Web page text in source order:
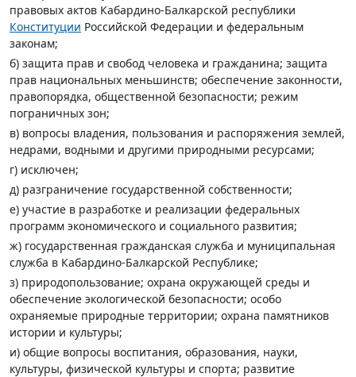
правовых актов Кабардино-Балкарской республики
Конституции Российской Федерации и федеральным
законам;
б) защита прав и свобод человека и гражданина; защита
прав национальных меньшинств; обеспечение законности,
правопорядка, общественной безопасности; режим
пограничных зон;
в) вопросы владения, пользования и распоряжения землей,
недрами, водными и другими природными ресурсами;
г) исключен;
д) разграничение государственной собственности;
е) участие в разработке и реализации федеральных
программ экономического и социального развития;
ж) государственная гражданская служба и муниципальная
служба в Кабардино-Балкарской Республике;
з) природопользование; охрана окружающей среды и
обеспечение экологической безопасности; особо
охраняемые природные территории; охрана памятников
истории и культуры;
и) общие вопросы воспитания, образования, науки,
культуры, физической культуры и спорта; развитие